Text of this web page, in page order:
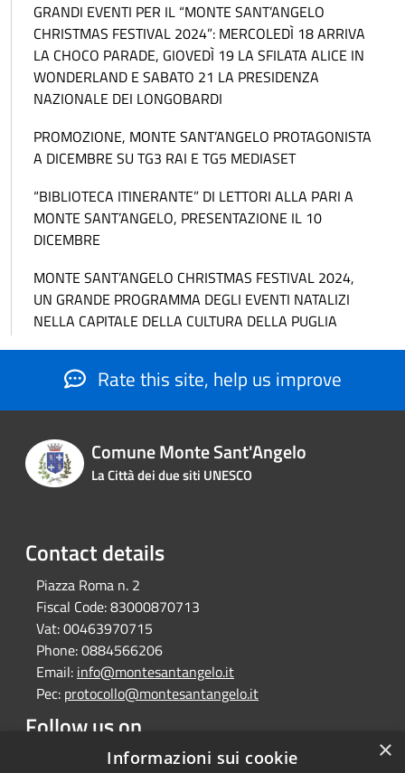
GRANDI EVENTI PER IL “MONTE SANT’ANGELO
CHRISTMAS FESTIVAL 2024”: MERCOLEDÌ 18 ARRIVA
LA CHOCO PARADE, GIOVEDÌ 19 LA SFILATA ALICE IN
WONDERLAND E SABATO 21 LA PRESIDENZA
NAZIONALE DEI LONGOBARDI
PROMOZIONE, MONTE SANT’ANGELO PROTAGONISTA
A DICEMBRE SU TG3 RAI E TG5 MEDIASET
“BIBLIOTECA ITINERANTE” DI LETTORI ALLA PARI A
MONTE SANT’ANGELO, PRESENTAZIONE IL 10
DICEMBRE
MONTE SANT’ANGELO CHRISTMAS FESTIVAL 2024,
UN GRANDE PROGRAMMA DEGLI EVENTI NATALIZI
NELLA CAPITALE DELLA CULTURA DELLA PUGLIA
Rate this site, help us improve
Comune Monte Sant'Angelo
La Città dei due siti UNESCO
Contact details
Piazza Roma n. 2
Fiscal Code:83000870713
Vat:00463970715
Phone:0884566206
Email: info@montesantangelo.it
Pec: protocollo@montesantangelo.it
Follow us on
FacebookYoutubeInstagramTelegramWhatsapp ×
Informazioni sui cookie